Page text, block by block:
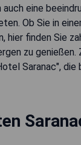
eine
Ob Sie in
hier finden Sie
zu
Saranac",